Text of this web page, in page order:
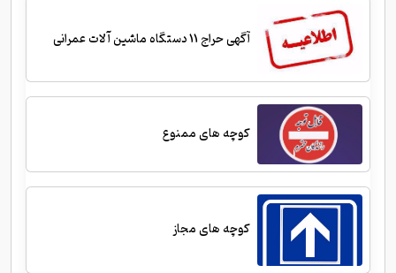
آگهی حراج 11 دستگاه ماشین آلات عمرانی
کوچه های ممنوع
کوچه های مجاز